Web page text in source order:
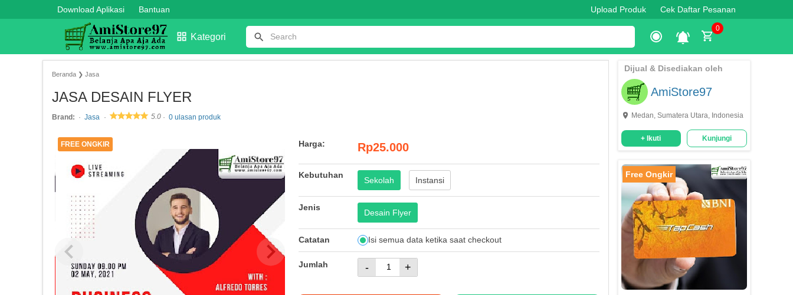
Download Aplikasi Bantuan Upload Produk Cek Daftar Pesanan
Kategori
0
Beranda ❯ Jasa
JASA DESAIN FLYER
Brand: Jasa 5.0 0 ulasan produk
FREE ONGKIR Harga: Rp25.000
Kebutuhan
Sekolah Instansi
Jenis
Desain Flyer
Catatan Isi semua data ketika saat checkout
Jumlah - +
Dijual & Disediakan oleh
AmiStore97
Medan, Sumatera Utara, Indonesia
+ Ikuti Kunjungi
Free Ongkir